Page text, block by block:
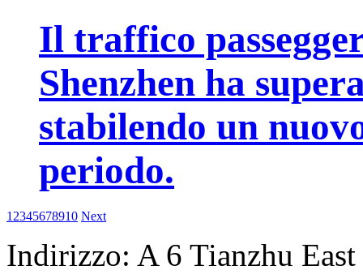
Il traffico
Shenzhen ha
stabilendo un
periodo.
1 2345678910 Next
Indirizzo: A 6 Tianzhu